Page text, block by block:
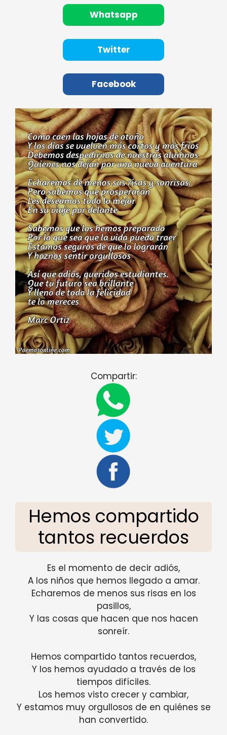
Whatsapp
Twitter
Facebook
Compartir:
Hemos compartido
tantos recuerdos
Es el momento de decir adiós,
A los niños que hemos llegado a amar.
Echaremos de menos sus risas en los
pasillos,
Y las cosas que hacen que nos hacen
sonreír.
Hemos compartido tantos recuerdos,
Y los hemos ayudado a través de los
tiempos difíciles.
Los hemos visto crecer y cambiar,
Y estamos muy orgullosos de en quiénes se
han convertido.